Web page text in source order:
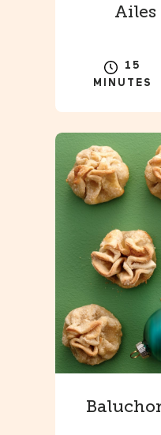
Ailes
15
MINUTES